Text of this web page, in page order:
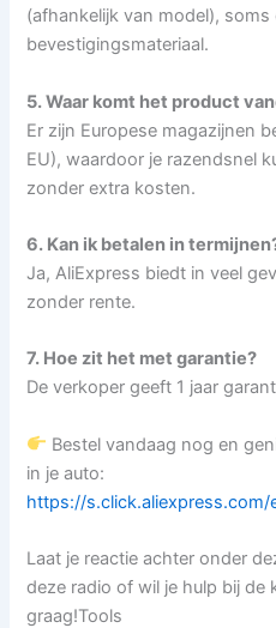
(afhankelijk van model),
bevestigingsmateriaal.
5. Waar komt het product
Er zijn Europese magazijnen
EU), waardoor je razendsnel
zonder extra kosten.
6. Kan ik betalen in
Ja, AliExpress biedt in veel
zonder rente.
7. Hoe zit het met garantie?
De verkoper geeft 1 jaar
Bestel vandaag nog en
in je auto:
https://s.click.aliexpress.com/
Laat je reactie achter onder
deze radio of wil je hulp bij de
graag!Tools